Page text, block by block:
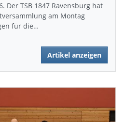
Der TSB 1847 Ravensburg hat
am Montag
für die…
Artikel anzeigen